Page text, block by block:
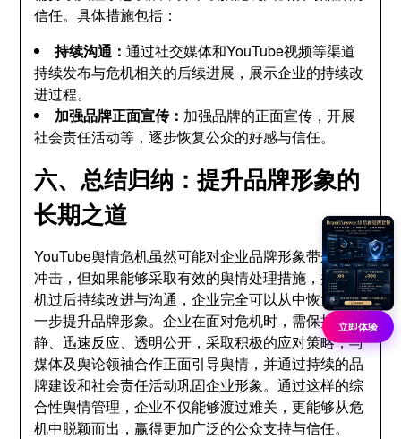
信任。具体措施包括：
持续沟通：通过社交媒体和YouTube视频等渠道
持续发布与危机相关的后续进展，展示企业的持续改
进过程。
加强品牌正面宣传： 加强品牌的正面宣传，开展
社会责任活动等，逐步恢复公众的好感与信任。
六、总结归纳：提升品牌形象的
长期之道
YouTube舆情危机虽然可能对企业品牌形象带来短期
冲击，但如果能够采取有效的舆情处理措施，并在危
机过后持续改进与沟通，企业完全可以从中恢复并进
一步提升品牌形象。企业在面对危机时，需保持冷
静、迅速反应、透明公开，采取积极的应对策略，与
媒体及舆论领袖合作正面引导舆情，并通过持续的品
牌建设和社会责任活动巩固企业形象。通过这样的综
合性舆情管理，企业不仅能够渡过难关，更能够从危
机中脱颖而出，赢得更加广泛的公众支持与信任。
立即体验